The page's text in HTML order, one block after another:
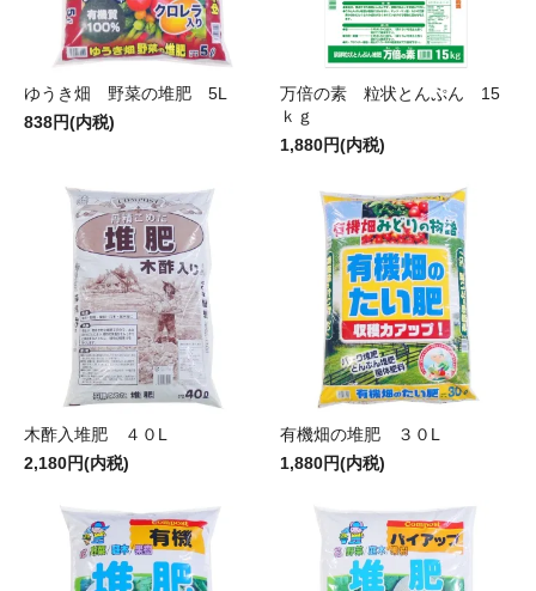
ゆうき畑 野菜の堆肥 5L
838円(内税)
万倍の素 粒状とんぷん 15
ｋｇ
1,880円(内税)
木酢入堆肥 ４０L
2,180円(内税)
有機畑の堆肥 ３０L
1,880円(内税)